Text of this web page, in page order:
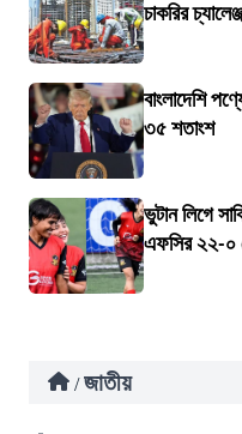
চাকরির
বাংলাদেশি
৩৫ শতাংশ
ভুটান লিগে
এফসির ২২-০
/ জাতীয়